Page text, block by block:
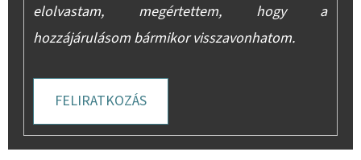
elolvastam, megértettem, hogy a
hozzájárulásom bármikor visszavonhatom.
FELIRATKOZÁS